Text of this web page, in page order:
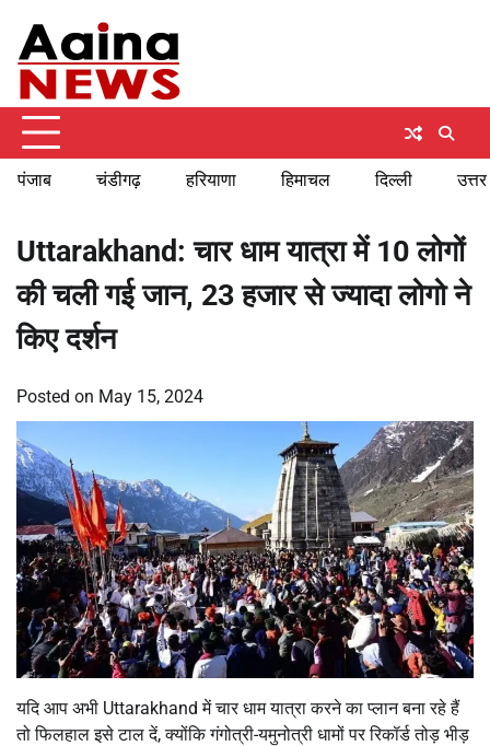
content
पंजाब चंडीगढ़ हरियाणा हिमाचल दिल्ली
Uttarakhand: चार धाम यात्रा में 10 लोगों
की चली गई जान, 23 हजार से ज्यादा लोगो ने
किए दर्शन
Posted on May 15, 2024
यदि आप अभी Uttarakhand में चार धाम यात्रा करने का प्लान बना रहे हैं
तो फिलहाल इसे टाल दें, क्योंकि गंगोत्री-यमुनोत्री धामों पर रिकॉर्ड तोड़ भीड़